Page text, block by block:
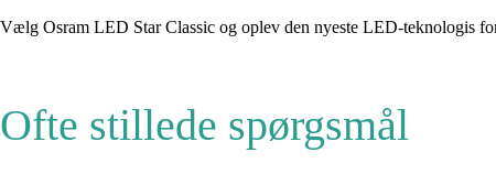
Vælg Osram LED Star Classic og oplev den nyeste LED-teknologis
Ofte stillede spørgsmål